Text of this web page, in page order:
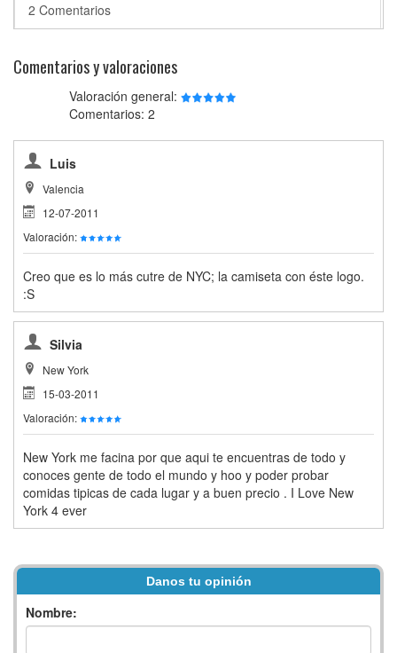
2 Comentarios
Comentarios y valoraciones
Valoración general:
Comentarios: 2
Luis
Valencia
12-07-2011
Valoración:
Creo que es lo más cutre de NYC; la camiseta con éste logo.
:S
Silvia
New York
15-03-2011
Valoración:
New York me facina por que aqui te encuentras de todo y
conoces gente de todo el mundo y hoo y poder probar
comidas tipicas de cada lugar y a buen precio . I Love New
York 4 ever
Danos tu opinión
Nombre: